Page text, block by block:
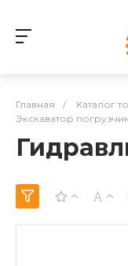
Главная / Каталог
Экскаватор